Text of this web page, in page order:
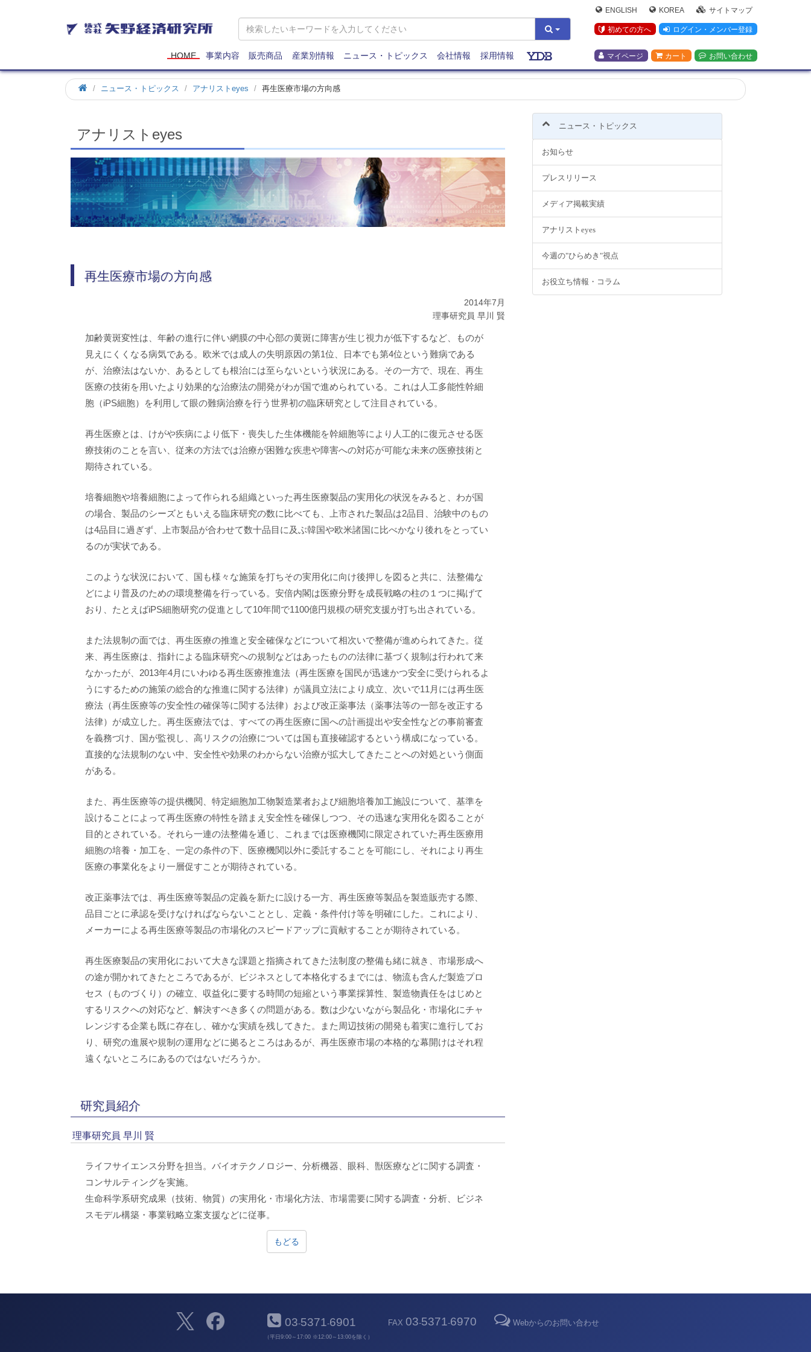
矢
野
研
究
所
ENGLISH KOREA サイトマップ
初めての方へ ログイン・メンバー登録
マイページ カート お問い合わせ
HOME 事業内容 販売商品 産業別情報 ニュース・トピックス 会社情報 採用情報
ホ
ー
ニュース・トピックス アナリストeyes 再生医療市場の方向感
アナリストeyes
再生医療市場の方向感
2014年7月
理事研究員 早川 賢
加齢黄斑変性は、年齢の進行に伴い網膜の中心部の黄斑に障害が生じ視力が低下するなど、ものが
見えにくくなる病気である。欧米では成人の失明原因の第1位、日本でも第4位という難病である
が、治療法はないか、あるとしても根治には至らないという状況にある。その一方で、現在、再生
医療の技術を用いたより効果的な治療法の開発がわが国で進められている。これは人工多能性幹細
胞（iPS細胞）を利用して眼の難病治療を行う世界初の臨床研究として注目されている。
再生医療とは、けがや疾病により低下・喪失した生体機能を幹細胞等により人工的に復元させる医
療技術のことを言い、従来の方法では治療が困難な疾患や障害への対応が可能な未来の医療技術と
期待されている。
培養細胞や培養細胞によって作られる組織といった再生医療製品の実用化の状況をみると、わが国
の場合、製品のシーズともいえる臨床研究の数に比べても、上市された製品は2品目、治験中のもの
は4品目に過ぎず、上市製品が合わせて数十品目に及ぶ韓国や欧米諸国に比べかなり後れをとってい
るのが実状である。
このような状況において、国も様々な施策を打ちその実用化に向け後押しを図ると共に、法整備な
どにより普及のための環境整備を行っている。安倍内閣は医療分野を成長戦略の柱の１つに掲げて
おり、たとえばiPS細胞研究の促進として10年間で1100億円規模の研究支援が打ち出されている。
また法規制の面では、再生医療の推進と安全確保などについて相次いで整備が進められてきた。従
来、再生医療は、指針による臨床研究への規制などはあったものの法律に基づく規制は行われて来
なかったが、2013年4月にいわゆる再生医療推進法（再生医療を国民が迅速かつ安全に受けられるよ
うにするための施策の総合的な推進に関する法律）が議員立法により成立、次いで11月には再生医
療法（再生医療等の安全性の確保等に関する法律）および改正薬事法（薬事法等の一部を改正する
法律）が成立した。再生医療法では、すべての再生医療に国への計画提出や安全性などの事前審査
を義務づけ、国が監視し、高リスクの治療については国も直接確認するという構成になっている。
直接的な法規制のない中、安全性や効果のわからない治療が拡大してきたことへの対処という側面
がある。
また、再生医療等の提供機関、特定細胞加工物製造業者および細胞培養加工施設について、基準を
設けることによって再生医療の特性を踏まえ安全性を確保しつつ、その迅速な実用化を図ることが
目的とされている。それら一連の法整備を通じ、これまでは医療機関に限定されていた再生医療用
細胞の培養・加工を、一定の条件の下、医療機関以外に委託することを可能にし、それにより再生
医療の事業化をより一層促すことが期待されている。
改正薬事法では、再生医療等製品の定義を新たに設ける一方、再生医療等製品を製造販売する際、
品目ごとに承認を受けなければならないこととし、定義・条件付け等を明確にした。これにより、
メーカーによる再生医療等製品の市場化のスピードアップに貢献することが期待されている。
再生医療製品の実用化において大きな課題と指摘されてきた法制度の整備も緒に就き、市場形成へ
の途が開かれてきたところであるが、ビジネスとして本格化するまでには、物流も含んだ製造プロ
セス（ものづくり）の確立、収益化に要する時間の短縮という事業採算性、製造物責任をはじめと
するリスクへの対応など、解決すべき多くの問題がある。数は少ないながら製品化・市場化にチャ
レンジする企業も既に存在し、確かな実績を残してきた。また周辺技術の開発も着実に進行してお
り、研究の進展や規制の運用などに拠るところはあるが、再生医療市場の本格的な幕開けはそれ程
遠くないところにあるのではないだろうか。
研究員紹介
理事研究員 早川 賢
ライフサイエンス分野を担当。バイオテクノロジー、分析機器、眼科、獣医療などに関する調査・
コンサルティングを実施。
生命科学系研究成果（技術、物質）の実用化・市場化方法、市場需要に関する調査・分析、ビジネ
スモデル構築・事業戦略立案支援などに従事。
もどる
ニュース・トピックス
お知らせ
プレスリリース
メディア掲載実績
アナリストeyes
今週の"ひらめき"視点
お役立ち情報・コラム
03-5371-6901
（平日9:00～17:00 ※12:00～13:00を除く）
FAX 03-5371-6970 Webからのお問い合わせ